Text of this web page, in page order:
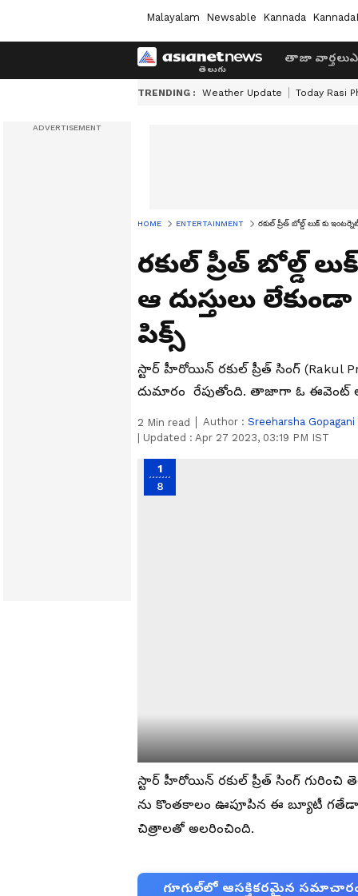
Malayalam Newsable Kannada
తాజా వార్తలు
TRENDING : Weather Update Today Rasi
HOME ENTERTAINMENT రకుల్ ప్రీత్ బోల్డ్ లుక్ కు
రకుల్ ప్రీత్ బోల్డ్
ఆ దుస్తులు
పిక్స్
స్టార్ హీరోయిన్ రకుల్ ప్రీత్ సింగ్ (Rakul
దుమారం రేపుతోంది. తాజాగా ఓ ఈవెంట్
2 Min read Author : Sreeharsha Gopagani
Updated : Apr 27 2023, 03:19 PM IST
1
8
స్టార్ హీరోయిన్ రకుల్ ప్రీత్ సింగ్ గురించి
ను కొంతకాలం ఊపూపిన ఈ బ్యూటీ
చిత్రాలతో అలరించింది.
గూగుల్‌లో ఆసక్తికరమైన